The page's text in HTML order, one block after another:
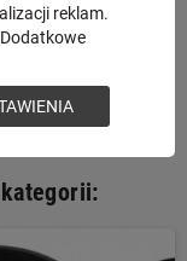
skóry oraz
Techniczne:
cm, szerokość 4
reklam.